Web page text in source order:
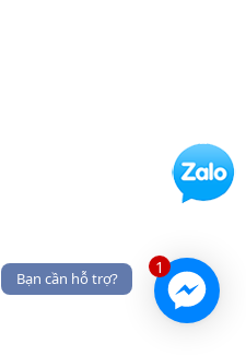
1
Bạn cần hỗ trợ?